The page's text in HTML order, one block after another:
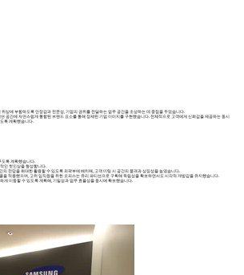
상에 부합하도록 안정감과 전문성, 기업의 권위를 전달하는 업무 공간을 조성하는 데 중점을 두었습니다.
공간에 자연스럽게 통합된 브랜드 요소를 통해 정제된 기업 이미지를 구현했습니다. 전체적으로 고객에게 신뢰감을 제공하는 동시
록 계획했습니다.
도록 계획했습니다.
인 첫인상을 형성합니다.
전망을 최대한 활용할 수 있도록 외곽부에 배치해, 고객 미팅 시 공간의 품격과 상징성을 높였습니다.
적용했으며, 고위 임직원을 위한 오피스는 유리 파티션으로 구획해 독립성을 확보하면서도 시각적 개방감을 유지했습니다.
게 이동할 수 있도록 계획해, 기밀성과 업무 효율성을 동시에 확보했습니다.